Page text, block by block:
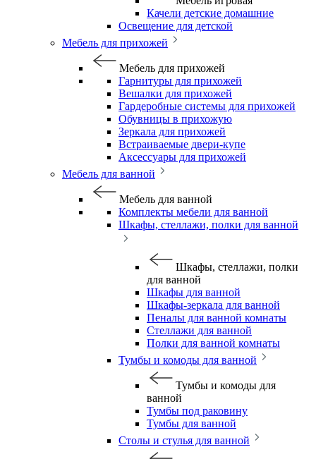
Качели детские домашние
Освещение для детской
Мебель для прихожей
Мебель для прихожей
Гарнитуры для прихожей
Вешалки для прихожей
Гардеробные системы для прихожей
Обувницы в прихожую
Зеркала для прихожей
Встраиваемые двери-купе
Аксессуары для прихожей
Мебель для ванной
Мебель для ванной
Комплекты мебели для ванной
Шкафы, стеллажи, полки для ванной
Шкафы, стеллажи, полки
для ванной
Шкафы для ванной
Шкафы-зеркала для ванной
Пеналы для ванной комнаты
Стеллажи для ванной
Полки для ванной комнаты
Тумбы и комоды для ванной
Тумбы и комоды для
ванной
Тумбы под раковину
Тумбы для ванной
Столы и стулья для ванной